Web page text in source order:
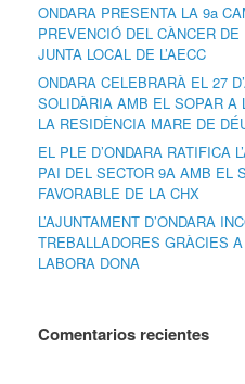
ONDARA PRESENTA LA 9a
PREVENCIÓ DEL CÀNCER
JUNTA LOCAL DE L’AECC
ONDARA CELEBRARÀ EL 27
SOLIDÀRIA AMB EL SOPAR
LA RESIDÈNCIA MARE DE
EL PLE D’ONDARA RATIFICA
PAI DEL SECTOR 9A AMB EL
FAVORABLE DE LA CHX
L’AJUNTAMENT D’ONDARA
TREBALLADORES GRÀCIES
LABORA DONA
Comentarios recientes